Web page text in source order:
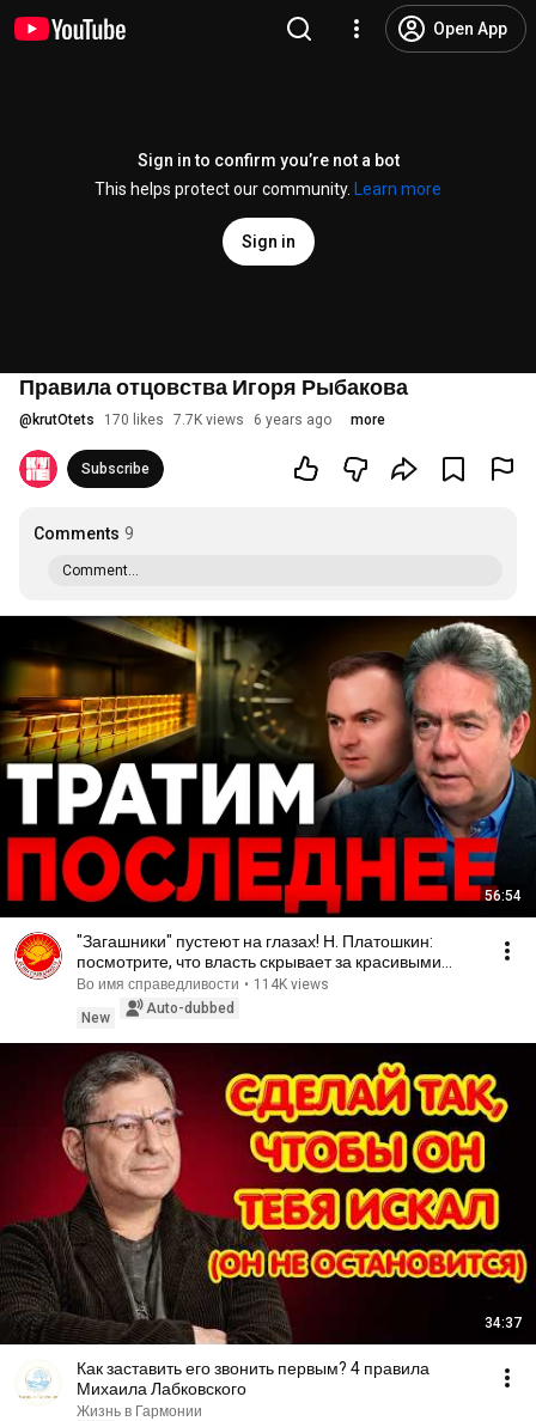
Open App
Sign in to confirm you’re not a bot
This helps protect our community.
Learn more
Sign in
Правила отцовства Игоря Рыбакова
@ krutOtets 170 likes 7.7K views 6 years ago more
Subscribe
Comments 9
Comment...
56:54
"Загашники" пустеют на глазах! Н. Платошкин:
посмотрите, что власть скрывает за красивыми
отчётами!
Во имя справедливости • 114K views
New
Auto-dubbed
34:37
Как заставить его звонить первым? 4 правила
Михаила Лабковского
Жизнь в Гармонии